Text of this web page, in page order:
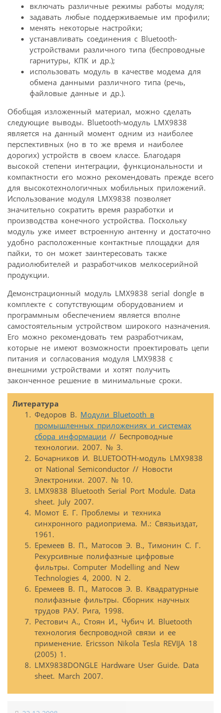
включать различные режимы работы модуля;
задавать любые поддерживаемые им профили;
менять некоторые настройки;
устанавливать соединения с Bluetooth-
устройствами различного типа (беспроводные
гарнитуры, КПК и др.);
использовать модуль в качестве модема для
обмена данными различного типа (речь,
файловые данные и др.).
Обобщая изложенный материал, можно сделать
следующие выводы. Bluetooth-модуль LMX9838
является на данный момент одним из наиболее
перспективных (но в то же время и наиболее
дорогих) устройств в своем классе. Благодаря
высокой степени интеграции, функциональности и
компактности его можно рекомендовать прежде всего
для высокотехнологичных мобильных приложений.
Использование модуля LMX9838 позволяет
значительно сократить время разработки и
производства конечного устройства. Поскольку
модуль уже имеет встроенную антенну и достаточно
удобно расположенные контактные площадки для
пайки, то он может заинтересовать также
радиолюбителей и разработчиков мелкосерийной
продукции.
Демонстрационный модуль LMX9838 serial dongle в
комплекте с сопутствующим оборудованием и
программным обеспечением является вполне
самостоятельным устройством широкого назначения.
Его можно рекомендовать тем разработчикам,
которые не имеют возможности проектировать цепи
питания и согласования модуля LMX9838 с
внешними устройствами и хотят получить
законченное решение в минимальные сроки.
Литература
Федоров В. Модули Bluetooth в
промышленных приложениях и системах
сбора информации // Беспроводные
технологии. 2007. № 3.
Бочарников И. BLUETOOTH-модуль LMX9838
от National Semiconductor // Новости
Электроники. 2007. № 10.
LMX9838 Bluetooth Serial Port Module. Data
sheet. July 2007.
Момот Е. Г. Проблемы и техника
синхронного радиоприема. М.: Связьиздат,
1961.
Еремеев В. П., Матосов Э. В., Тимонин С. Г.
Рекурсивные полифазные цифровые
фильтры. Computer Modelling and New
Technologies 4, 2000. N 2.
Еремеев В. П., Матосов Э. В. Квадратурные
полифазные фильтры. Сборник научных
трудов РАУ. Рига, 1998.
Рестович А., Стоян И., Чубич И. Bluetooth
технология беспроводной связи и ее
применение. Ericsson Nikola Tesla REVIJA 18
(2005) 1.
LMX9838DONGLE Hardware User Guide. Data
sheet. March 2007.